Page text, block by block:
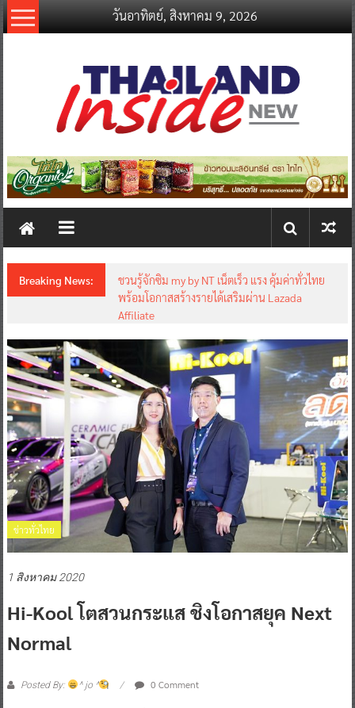
Skip
to
วันอาทิตย์, สิงหาคม 9, 2026
thailandinsidenew.com
Thailand
New
Breaking News:
ชวนรู้จักซิม my by NT เน็ตเร็ว แรง คุ้มค่าทั่วไทย
พร้อมโอกาสสร้างรายได้เสริมผ่าน Lazada
Affiliate
ข่าวทั่วไทย
1 สิงหาคม 2020
Hi-Kool โตสวนกระแส ชิงโอกาสยุค Next
Normal
Posted By: ^ jo ^ 0 Comment